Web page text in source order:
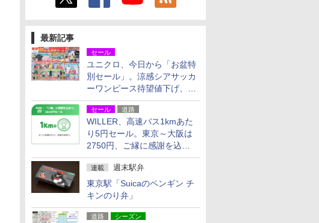
最新記事
セール
ユニクロ、今日から「お盆特
別セール」。涼感シアサッカ
ーワンピース待望値下げ、撥
水ギアショーツは1990円に
セール 道路
WILLER、高速バス1kmあた
り5円セール。東京～大阪は
2750円、ご縁に感謝を込め
た20周年記念キャンペーン
連載 週末駅弁
東京駅「Suicaのペンギン チ
キンのり弁」
道路 シーズン